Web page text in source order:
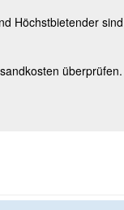
Höchstbietender
überprüfen.